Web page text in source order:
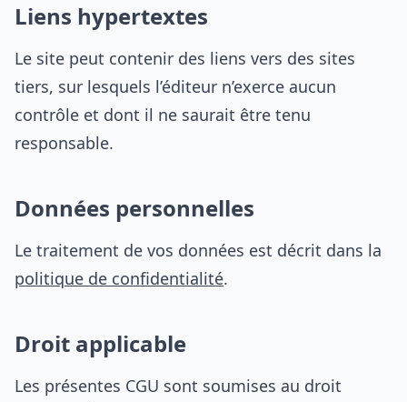
Liens hypertextes
Le site peut contenir des liens vers des sites
tiers, sur lesquels l’éditeur n’exerce aucun
contrôle et dont il ne saurait être tenu
responsable.
Données personnelles
Le traitement de vos données est décrit dans la
politique de confidentialité.
Droit applicable
Les présentes CGU sont soumises au droit